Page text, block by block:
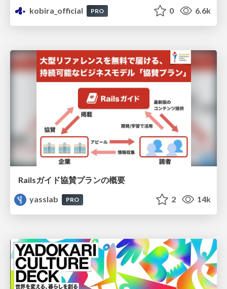
kobira_official
PRO 0 6.6k
Railsガイド協賛プランの概要
yasslab
PRO 2 14k